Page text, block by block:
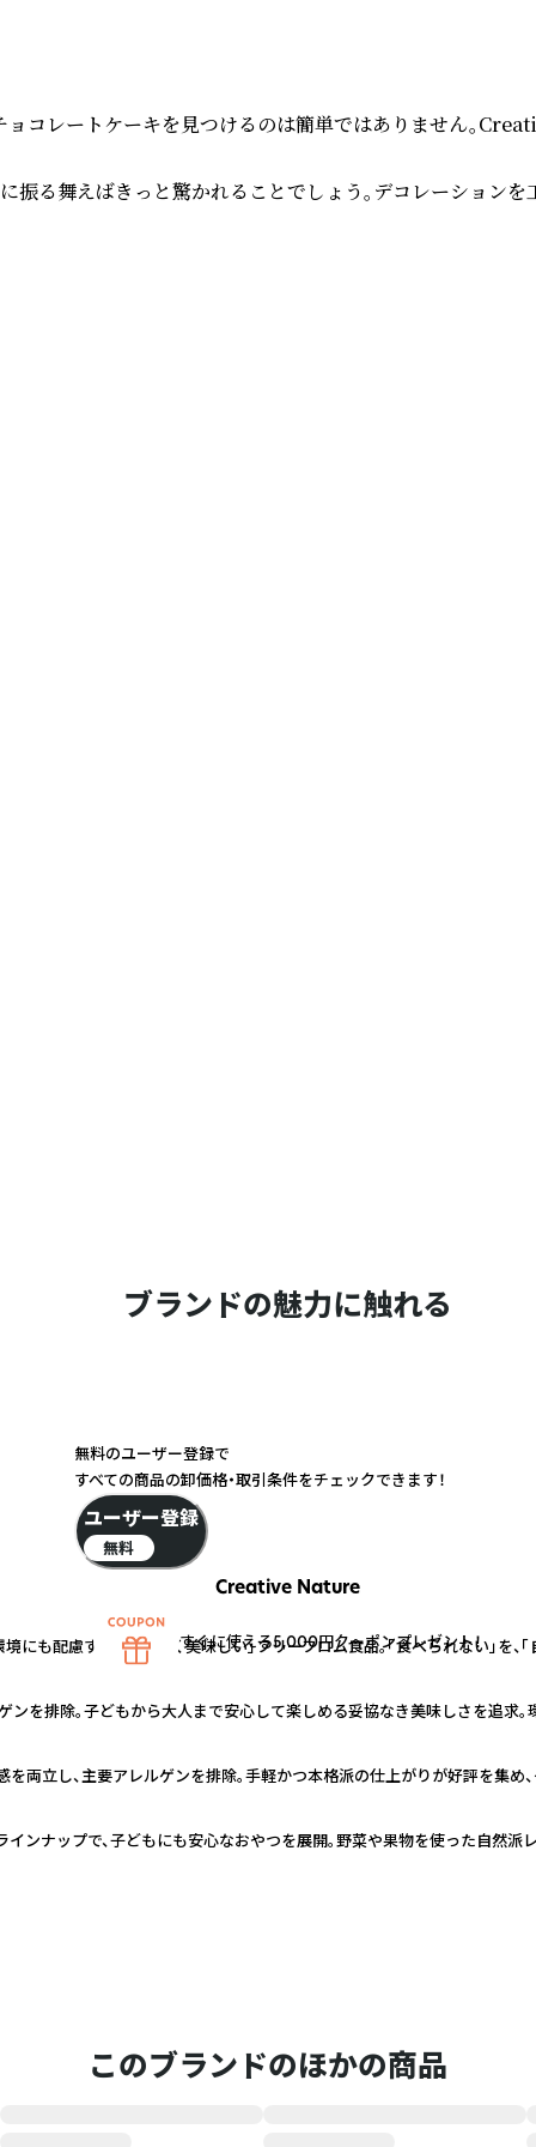
コレートケーキを見つけるのは簡単ではありません。
る舞えばきっと驚かれることでしょう。デコレーショ
ブランドの魅力に触れる
Creative Nature
も配慮する「疑いなく美味しい」フリーフロム食品。「食べられない」を、「
を排除。子どもから大人まで安心して楽しめる妥協なき美味しさを追求
両立し、主要アレルゲンを排除。手軽かつ本格派の仕上がりが好評を集め
ンナップで、子どもにも安心なおやつを展開。野菜や果物を使った自然派
このブランドのほかの商品
無料のユーザー登録で
すべての商品の卸価格・取引条件をチェックできます！
ユーザー登録
無料
すぐに使える5,000円クーポンプレゼント！